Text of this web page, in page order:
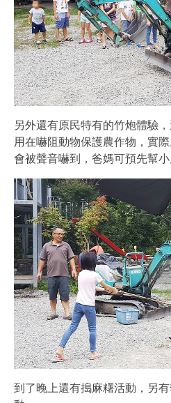
另外還有原民特有的竹炮體驗
用在嚇阻動物保護農作物，實
會被聲音嚇到，爸媽可預先幫
到了晚上還有搗麻糬活動，另